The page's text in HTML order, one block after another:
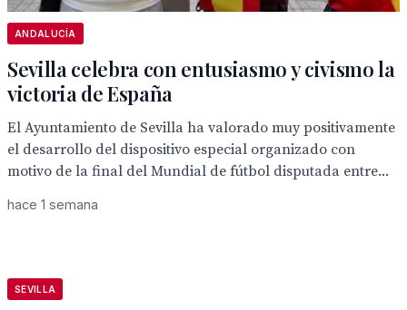
ANDALUCÍA
Sevilla celebra con entusiasmo y civismo la
victoria de España
El Ayuntamiento de Sevilla ha valorado muy positivamente
el desarrollo del dispositivo especial organizado con
motivo de la final del Mundial de fútbol disputada entre...
hace 1 semana
SEVILLA